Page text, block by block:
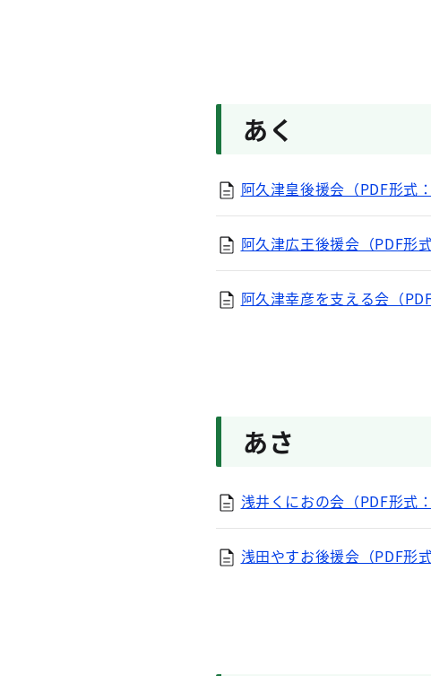
あく
阿久津皇後援会（PDF形式
阿久津広王後援会（PDF形
阿久津幸彦を支える会（
あさ
浅井くにおの会（PDF形式
浅田やすお後援会（PDF形